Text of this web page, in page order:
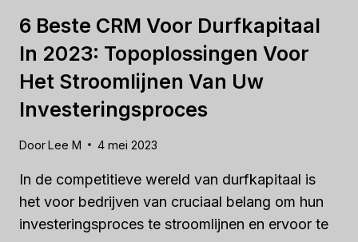
6 Beste CRM Voor Durfkapitaal
In 2023: Topoplossingen Voor
Het Stroomlijnen Van Uw
Investeringsproces
DoorLee M 4 mei 2023
In de competitieve wereld van durfkapitaal is
het voor bedrijven van cruciaal belang om hun
investeringsproces te stroomlijnen en ervoor te